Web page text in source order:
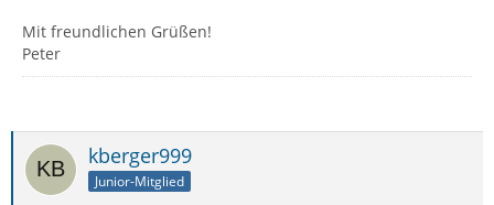
Mit freundlichen Grüßen!
Peter
kberger999
Junior-Mitglied